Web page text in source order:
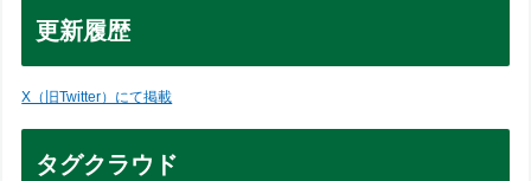
更新履歴
X（旧Twitter）にて掲載
タグクラウド